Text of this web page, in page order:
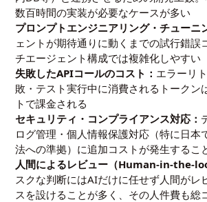
数百時間の実装が必要なケースが多い
プロンプトエンジニアリング・チューニ
ェントが期待通りに動くまでの試行錯誤
チエージェント構成では複雑化しやすい
失敗したAPIコールのコスト： エラーリ
敗・テスト実行中に消費されるトークン
トで課金される
セキュリティ・コンプライアンス対応：
ログ管理・個人情報保護対応（特に日本
法への準拠）に追加コストが発生するこ
人間によるレビュー（Human-in-the-
スクな判断にはAIだけに任せず人間がレ
スを設けることが多く、その人件費も総